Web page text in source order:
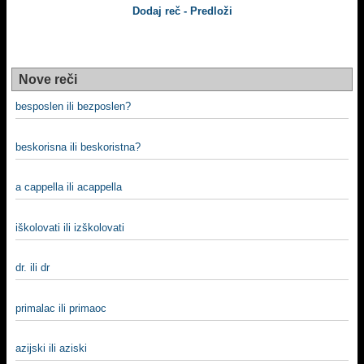
Dodaj reč - Predloži
Nove reči
besposlen ili bezposlen?
beskorisna ili beskoristna?
a cappella ili acappella
iškolovati ili izškolovati
dr. ili dr
primalac ili primaoc
azijski ili aziski